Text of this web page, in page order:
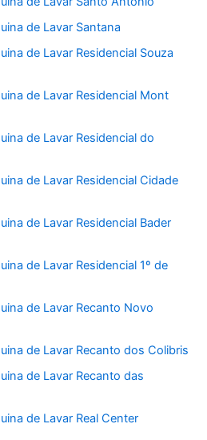
de Lavar Santana
de Lavar Residencial Souza
de Lavar Residencial Mont
de Lavar Residencial do
de Lavar Residencial Cidade
de Lavar Residencial Bader
de Lavar Residencial 1º de
de Lavar Recanto Novo
de Lavar Recanto dos Colibris
de Lavar Recanto das
de Lavar Real Center